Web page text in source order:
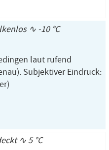
∿ -10 °C
laut rufend
Subjektiver Eindruck:
∿ 5 °C